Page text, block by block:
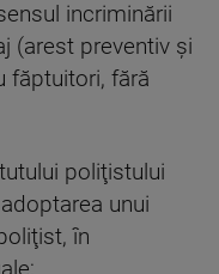
incriminării
(arest preventiv şi
făptuitori, fără
poliţistului
unui
în